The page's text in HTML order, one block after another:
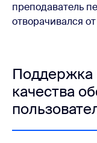
преподаватель
отворачивался
Поддержка
качества